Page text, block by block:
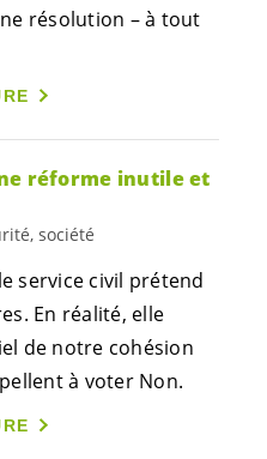
résolution – à tout
réforme inutile et
société
service civil prétend
En réalité, elle
de notre cohésion
à voter Non.